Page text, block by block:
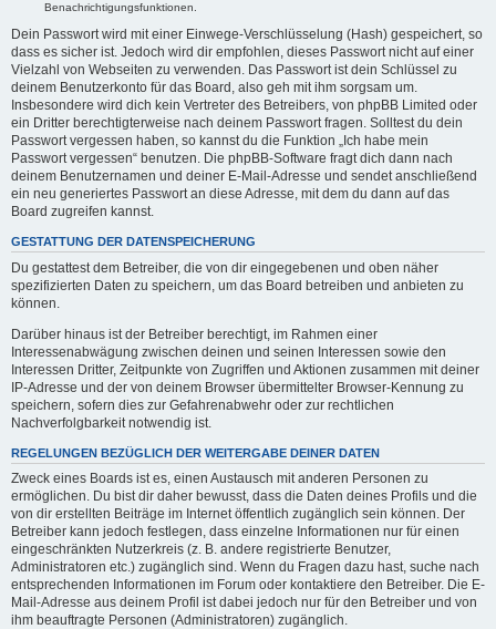
Benachrichtigungsfunktionen.
Dein Passwort wird mit einer Einwege-Verschlüsselung (Hash) gespeichert, so
dass es sicher ist. Jedoch wird dir empfohlen, dieses Passwort nicht auf einer
Vielzahl von Webseiten zu verwenden. Das Passwort ist dein Schlüssel zu
deinem Benutzerkonto für das Board, also geh mit ihm sorgsam um.
Insbesondere wird dich kein Vertreter des Betreibers, von phpBB Limited oder
ein Dritter berechtigterweise nach deinem Passwort fragen. Solltest du dein
Passwort vergessen haben, so kannst du die Funktion „Ich habe mein
Passwort vergessen“ benutzen. Die phpBB-Software fragt dich dann nach
deinem Benutzernamen und deiner E-Mail-Adresse und sendet anschließend
ein neu generiertes Passwort an diese Adresse, mit dem du dann auf das
Board zugreifen kannst.
GESTATTUNG DER DATENSPEICHERUNG
Du gestattest dem Betreiber, die von dir eingegebenen und oben näher
spezifizierten Daten zu speichern, um das Board betreiben und anbieten zu
können.
Darüber hinaus ist der Betreiber berechtigt, im Rahmen einer
Interessenabwägung zwischen deinen und seinen Interessen sowie den
Interessen Dritter, Zeitpunkte von Zugriffen und Aktionen zusammen mit deiner
IP-Adresse und der von deinem Browser übermittelter Browser-Kennung zu
speichern, sofern dies zur Gefahrenabwehr oder zur rechtlichen
Nachverfolgbarkeit notwendig ist.
REGELUNGEN BEZÜGLICH DER WEITERGABE DEINER DATEN
Zweck eines Boards ist es, einen Austausch mit anderen Personen zu
ermöglichen. Du bist dir daher bewusst, dass die Daten deines Profils und die
von dir erstellten Beiträge im Internet öffentlich zugänglich sein können. Der
Betreiber kann jedoch festlegen, dass einzelne Informationen nur für einen
eingeschränkten Nutzerkreis (z. B. andere registrierte Benutzer,
Administratoren etc.) zugänglich sind. Wenn du Fragen dazu hast, suche nach
entsprechenden Informationen im Forum oder kontaktiere den Betreiber. Die E-
Mail-Adresse aus deinem Profil ist dabei jedoch nur für den Betreiber und von
ihm beauftragte Personen (Administratoren) zugänglich.